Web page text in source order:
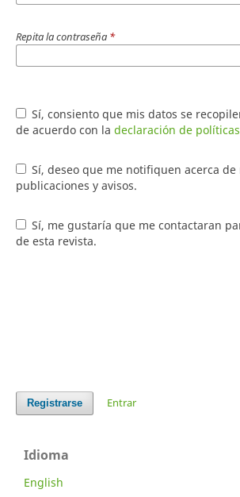
Repita la contraseña *
Sí, consiento que mis datos se recopilen y se almacenen
de acuerdo con la declaración de políticas
Sí, deseo que me notifiquen acerca de nuevas
publicaciones y avisos.
Sí, me gustaría que me contactaran para revisar artículos
de esta revista.
Registrarse Entrar
Idioma
English